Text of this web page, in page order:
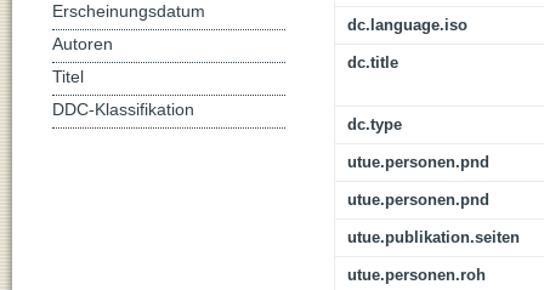
dc.language.iso
dc.title
dc.type
utue.personen.pnd
utue.personen.pnd
utue.publikation.seiten
utue.personen.roh
Erscheinungsdatum
Autoren
Titel
DDC-Klassifikation